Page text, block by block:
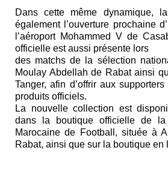
Dans cette même dynamique,
également l’ouverture prochaine
l’aéroport Mohammed V de
officielle est aussi présente lors
des matchs de la sélection
Moulay Abdellah de Rabat ainsi
Tanger, afin d’offrir aux
produits officiels.
La nouvelle collection est
dans la boutique officielle de la
Marocaine de Football, située à
Rabat, ainsi que sur la boutique en